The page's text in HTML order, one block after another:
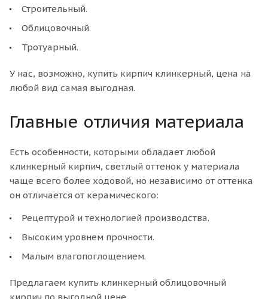
Строительный.
Облицовочный.
Тротуарный.
У нас, возможно, купить кирпич клинкерный, цена на
любой вид самая выгодная.
Главные отличия материала
Есть особенности, которыми обладает любой
клинкерный кирпич, светлый оттенок у материала
чаще всего более ходовой, но независимо от оттенка
он отличается от керамического:
Рецептурой и технологией производства.
Высоким уровнем прочности.
Малым влагопоглощением.
Предлагаем купить клинкерный облицовочный